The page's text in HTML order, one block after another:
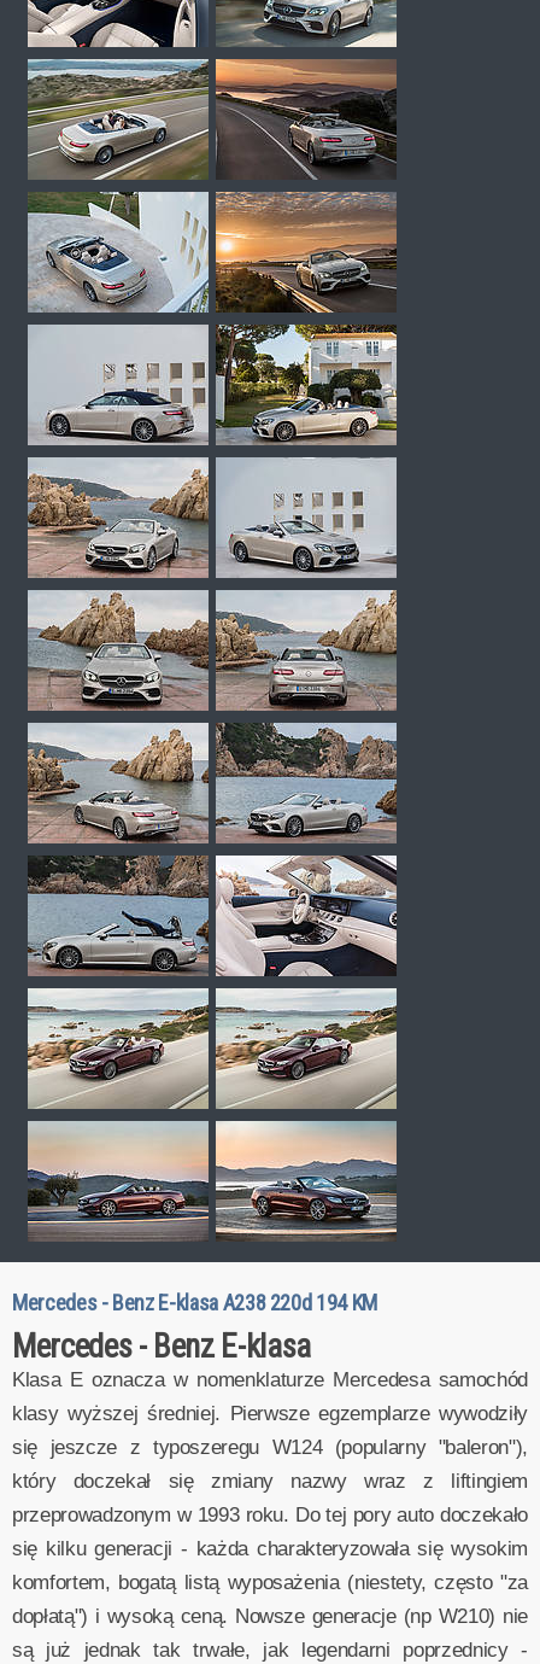
Mercedes - Benz E-klasa A238 220d 194 KM
Mercedes - Benz E-klasa
Klasa E oznacza w nomenklaturze Mercedesa samochód
klasy wyższej średniej. Pierwsze egzemplarze wywodziły
się jeszcze z typoszeregu W124 (popularny "baleron"),
który doczekał się zmiany nazwy wraz z liftingiem
przeprowadzonym w 1993 roku. Do tej pory auto doczekało
się kilku generacji - każda charakteryzowała się wysokim
komfortem, bogatą listą wyposażenia (niestety, często "za
dopłatą") i wysoką ceną. Nowsze generacje (np W210) nie
są już jednak tak trwałe, jak legendarni poprzednicy -